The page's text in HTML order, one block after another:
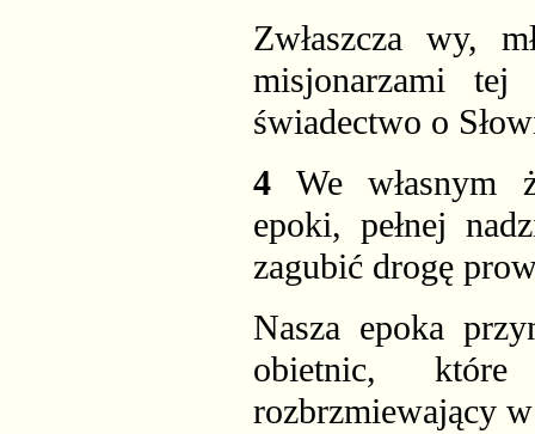
Zwłaszcza wy,
misjonarzami tej
świadectwo o
4 We własnym
epoki, pełnej
zagubić drogę
Nasza epoka
obietnic, które
rozbrzmiewający